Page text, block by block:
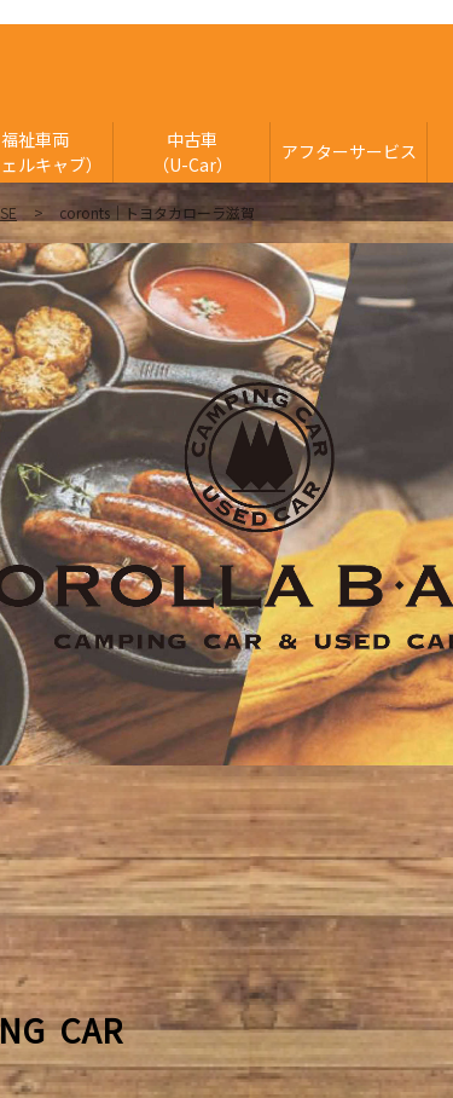
福祉車両
ルキャブ）
中古車
（U-Car）
アフターサービス
coronts｜トヨタカローラ滋賀
CAR